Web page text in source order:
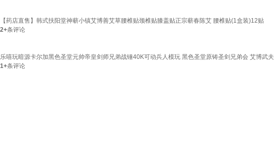
【药店直售】韩式扶阳堂神蕲小镇艾博善艾草腰椎贴颈椎贴膝盖贴正宗蕲春陈艾 腰椎贴(1盒装)12贴
2+条评论
乐嘻玩暗源卡尔加黑色圣堂元帅帝皇剑师兄弟战锤40K可动兵人模玩 黑色圣堂原铸圣剑兄弟会 艾博武夫
1+条评论